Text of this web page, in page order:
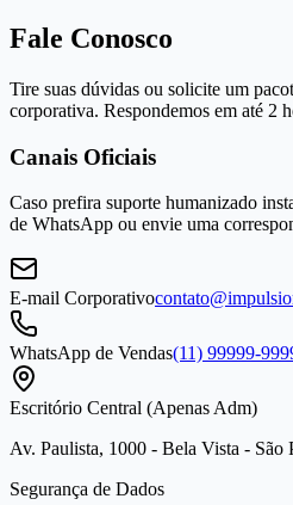
Fale Conosco
Tire suas dúvidas ou solicite um
corporativa. Respondemos em até 2
Canais Oficiais
Caso prefira suporte humanizado
de WhatsApp ou envie uma
E-mail Corporativo
WhatsApp de Vendas(11) 99999-
Escritório Central (Apenas Adm)
Av. Paulista, 1000 - Bela Vista - São
Segurança de Dados